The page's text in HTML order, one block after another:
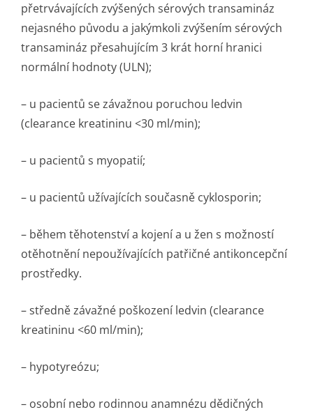
přetrvávajících zvýšených sérových transamináz
nejasného původu a jakýmkoli zvýšením sérových
transamináz přesahujícím 3 krát horní hranici
normální hodnoty (ULN);
– u pacientů se závažnou poruchou ledvin
(clearance kreatininu <30 ml/min);
– u pacientů s myopatií;
– u pacientů užívajících současně cyklosporin;
– během těhotenství a kojení a u žen s možností
otěhotnění nepoužívajících patřičné antikoncepční
prostředky.
– středně závažné poškození ledvin (clearance
kreatininu <60 ml/min);
– hypotyreózu;
– osobní nebo rodinnou anamnézu dědičných